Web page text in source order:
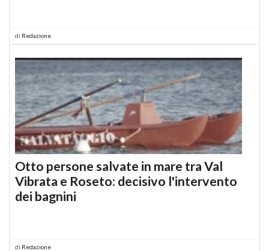
di Redazione
Otto persone salvate in mare tra Val
Vibrata e Roseto: decisivo l'intervento
dei bagnini
di Redazione